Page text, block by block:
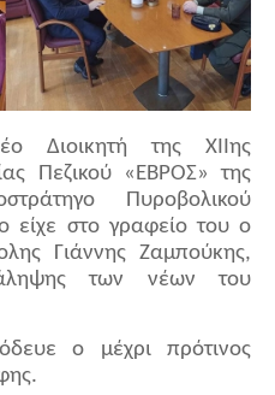
Διοικητή της ΧΙΙης
Πεζικού «ΕΒΡΟΣ» της
Πυροβολικού
είχε στο γραφείο του ο
Γιάννης Ζαμπούκης,
των νέων του
ο μέχρι πρότινος